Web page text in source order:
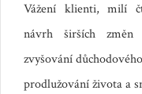
Vážení klienti, milí
návrh širších změn
zvyšování
prodlužování života a